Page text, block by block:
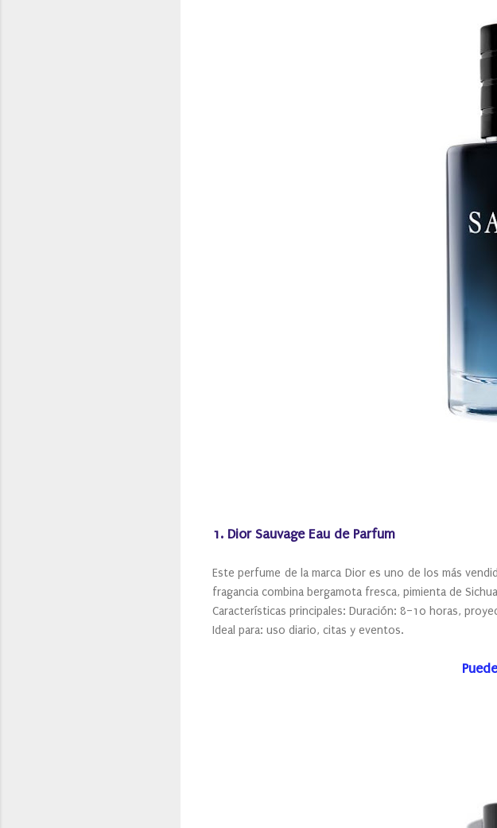
1. Dior Sauvage Eau de Parfum
Este perfume de la marca Dior es uno de los más
fragancia combina bergamota fresca, pimienta de
Características principales: Duración: 8–10 horas,
Ideal para: uso diario, citas y eventos.